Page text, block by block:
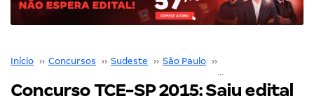
Início ›› Concursos ›› Sudeste ›› São Paulo ››
Concurso TCE-SP 2015: Saiu edital